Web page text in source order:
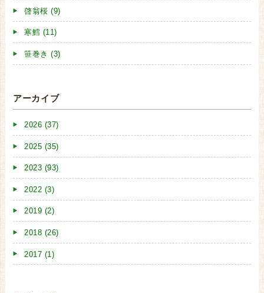
啓翁桜 (9)
寒鱈 (11)
笹巻き (3)
アーカイブ
2026 (37)
2025 (35)
2023 (93)
2022 (3)
2019 (2)
2018 (26)
2017 (1)